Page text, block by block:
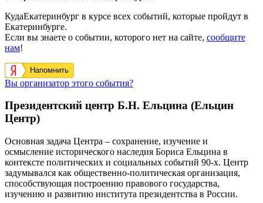
КудаЕкатеринбург в курсе всех событий, которые пройдут в
Екатеринбурге.
Если вы знаете о событии, которого нет на сайте, сообщите
нам!
Напомнить
Вы организатор этого события?
Президентский центр Б.Н. Ельцина (Ельцин
Центр)
Основная задача Центра – сохранение, изучение и
осмысление исторического наследия Бориса Ельцина в
контексте политических и социальных событий 90-х. Центр
задумывался как общественно-политическая организация,
способствующая построению правового государства,
изучению и развитию института президентства в России.